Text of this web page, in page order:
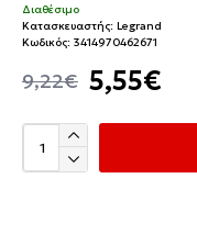
5,55€
9,22€
Διαθέσιμο
Κατασκευαστής: Legrand
Κωδικός: 3414970462671